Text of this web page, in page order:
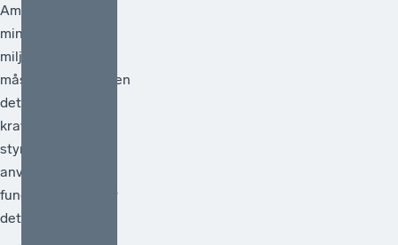
Ambitionen att
minska
miljöpåverkan
måste vara hög men
det måste också
kraven på att de
styrmedel som
används faktiskt
fungerar. Därför är
det välkomme...